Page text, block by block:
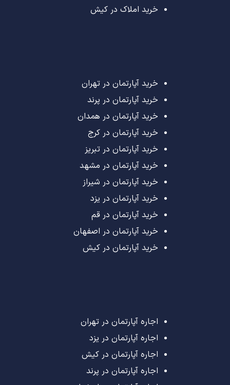
خرید املاک در کیش
خرید آپارتمان در تهران
خرید آپارتمان در پرند
خرید آپارتمان در همدان
خرید آپارتمان در کرج
خرید آپارتمان در تبریز
خرید آپارتمان در مشهد
خرید آپارتمان در شیراز
خرید آپارتمان در یزد
خرید آپارتمان در قم
خرید آپارتمان در اصفهان
خرید آپارتمان در کیش
اجاره آپارتمان در تهران
اجاره آپارتمان در یزد
اجاره آپارتمان در کیش
اجاره آپارتمان در پرند